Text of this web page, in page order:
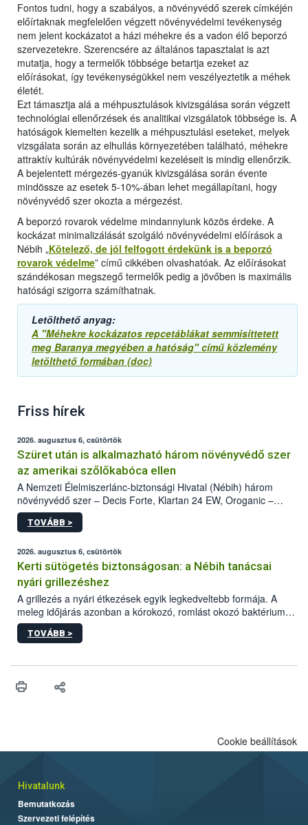
Fontos tudni, hogy a szabályos, a növényvédő szerek címkéjén
előírtaknak megfelelően végzett növényvédelmi tevékenység
nem jelent kockázatot a házi méhekre és a vadon élő beporzó
szervezetekre. Szerencsére az általános tapasztalat is azt
mutatja, hogy a termelők többsége betartja ezeket az
előírásokat, így tevékenységükkel nem veszélyeztetik a méhek
életét.
Ezt támasztja alá a méhpusztulások kivizsgálása során végzett
technológiai ellenőrzések és analitikai vizsgálatok többsége is. A
hatóságok kiemelten kezelik a méhpusztulási eseteket, melyek
vizsgálata során az elhullás környezetében található, méhekre
attraktív kultúrák növényvédelmi kezeléseit is mindig ellenőrzik.
A bejelentett mérgezés-gyanúk kivizsgálása során évente
mindössze az esetek 5-10%-ában lehet megállapítani, hogy
növényvédő szer okozta a mérgezést.
A beporzó rovarok védelme mindannyiunk közös érdeke. A
kockázat minimalizálását szolgáló növényvédelmi előírások a
Nébih „Kötelező, de jól felfogott érdekünk is a beporzó
rovarok védelme” című cikkében olvashatóak. Az előírásokat
szándékosan megszegő termelők pedig a jövőben is maximális
hatósági szigorra számíthatnak.
Letölthető anyag:
A "Méhekre kockázatos repcetáblákat semmisíttetett
meg Baranya megyében a hatóság" című közlemény
letölthető formában (doc)
Friss hírek
2026. augusztus 6, csütörtök
Szüret után is alkalmazható három növényvédő szer
az amerikai szőlőkabóca ellen
A Nemzeti Élelmiszerlánc-biztonsági Hivatal (Nébih) három
növényvédő szer – Decis Forte, Klartan 24 EW, Oroganic –
engedélyokiratát módosította, így azok a szüretet követően,
egészen a vesszőérettség (BBCH 91) stádiumáig
érésű szőlőkben is legyen lehetőség a károsító elleni további
védekezésre. Az Oroganic készítmény kis kiszerelésben kiskerti
felhasználók számára is elérhető és ökológiai termesztésben is
engedélyezett.
TOVÁBB >
2026. augusztus 6, csütörtök
Kerti sütögetés biztonságosan: a Nébih tanácsai
nyári grillezéshez
A grillezés a nyári étkezések egyik legkedveltebb formája. A
meleg időjárás azonban a kórokozó, romlást okozó baktériumok
gyorsabb szaporodásának is kedvez. A szabadtéri sütögetés
ezért nem csupán a megfelelő sütési technikáról szól: legalább
higiéniai szabályok betartása, a megfelelő hőkezelés, valamint a
biztonsági Hivatal (Nébih) Oktatási Programja összegyűjtötte a
TOVÁBB >
Cookie beállítások
Hivatalunk
Bemutatkozás
Szervezeti felépítés